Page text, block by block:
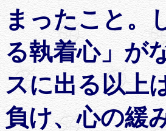
まったこと。
る執着心」が
スに出る以上
負け、心の緩